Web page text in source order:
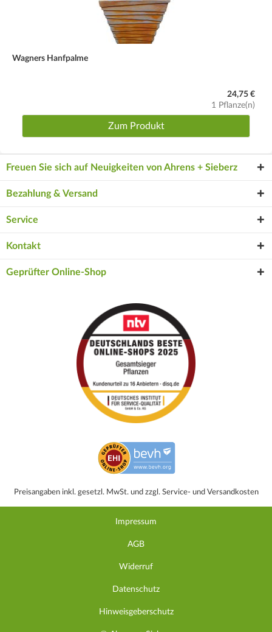
Wagners Hanfpalme
24,75 €
1 Pflanze(n)
Zum Produkt
Freuen Sie sich auf Neuigkeiten von Ahrens + Sieberz
Bezahlung & Versand
Service
Kontakt
Geprüfter Online-Shop
Preisangaben inkl. gesetzl. MwSt. und zzgl. Service- und Versandkosten
Impressum
AGB
Widerruf
Datenschutz
Hinweisgeberschutz